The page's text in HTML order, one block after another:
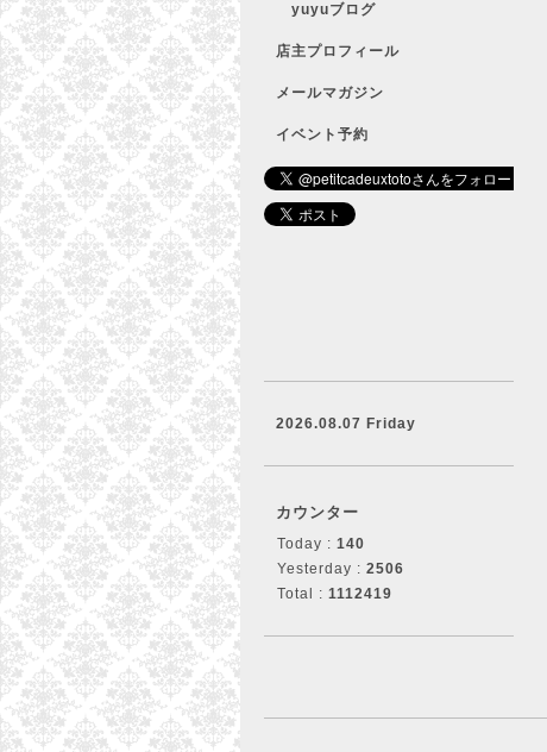
yuyuブログ
店主プロフィール
メールマガジン
イベント予約
2026.08.07 Friday
カウンター
Today : 140
Yesterday : 2506
Total : 1112419